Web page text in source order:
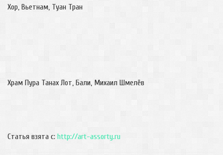
Хор, Вьетнам, Туан Тран
Храм Пура Танах Лот, Бали, Михаил Шмелёв
Статья взята с: http://art-assorty.ru